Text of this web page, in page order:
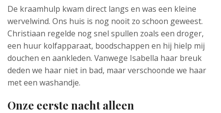
De kraamhulp kwam direct langs en was een kleine
wervelwind. Ons huis is nog nooit zo schoon geweest.
Christiaan regelde nog snel spullen zoals een droger,
een huur kolfapparaat, boodschappen en hij hielp mij
douchen en aankleden. Vanwege Isabella haar breuk
deden we haar niet in bad, maar verschoonde we haar
met een washandje.
Onze eerste nacht alleen